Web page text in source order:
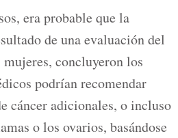
era probable que la
de una evaluación del
concluyeron los
podrían recomendar
cáncer adicionales, o incluso
o los ovarios, basándose